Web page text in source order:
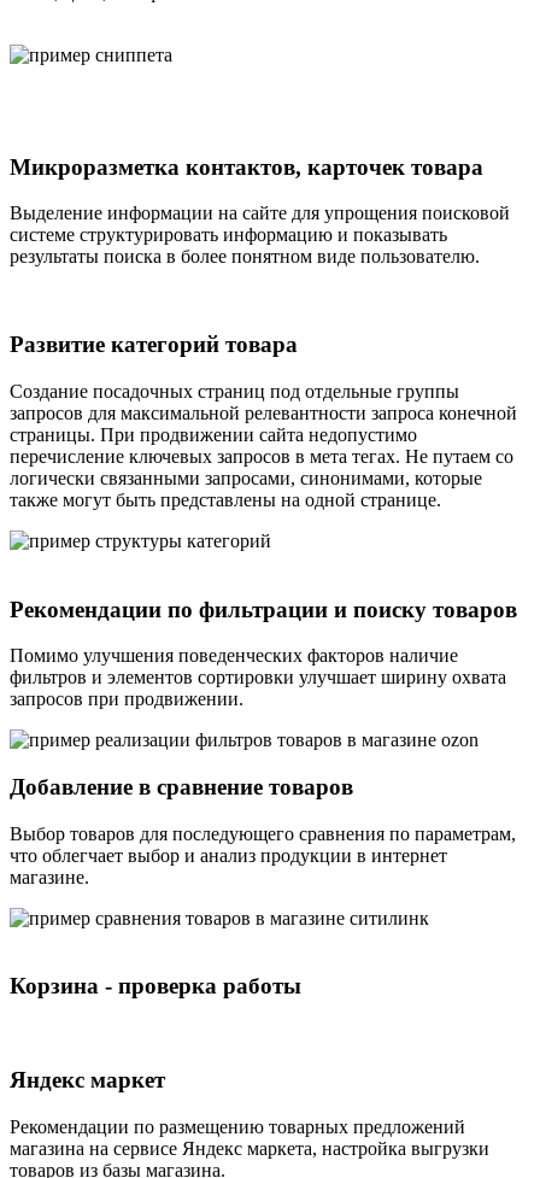
Микроразметка контактов, карточек товара
Выделение информации на сайте для упрощения поисковой
системе структурировать информацию и показывать
результаты поиска в более понятном виде пользователю.
Развитие категорий товара
Создание посадочных страниц под отдельные группы
запросов для максимальной релевантности запроса конечной
страницы. При продвижении сайта недопустимо
перечисление ключевых запросов в мета тегах. Не путаем со
логически связанными запросами, синонимами, которые
также могут быть представлены на одной странице.
Рекомендации по фильтрации и поиску товаров
Помимо улучшения поведенческих факторов наличие
фильтров и элементов сортировки улучшает ширину охвата
запросов при продвижении.
Добавление в сравнение товаров
Выбор товаров для последующего сравнения по параметрам,
что облегчает выбор и анализ продукции в интернет
магазине.
Корзина - проверка работы
Яндекс маркет
Рекомендации по размещению товарных предложений
магазина на сервисе Яндекс маркета, настройка выгрузки
товаров из базы магазина.